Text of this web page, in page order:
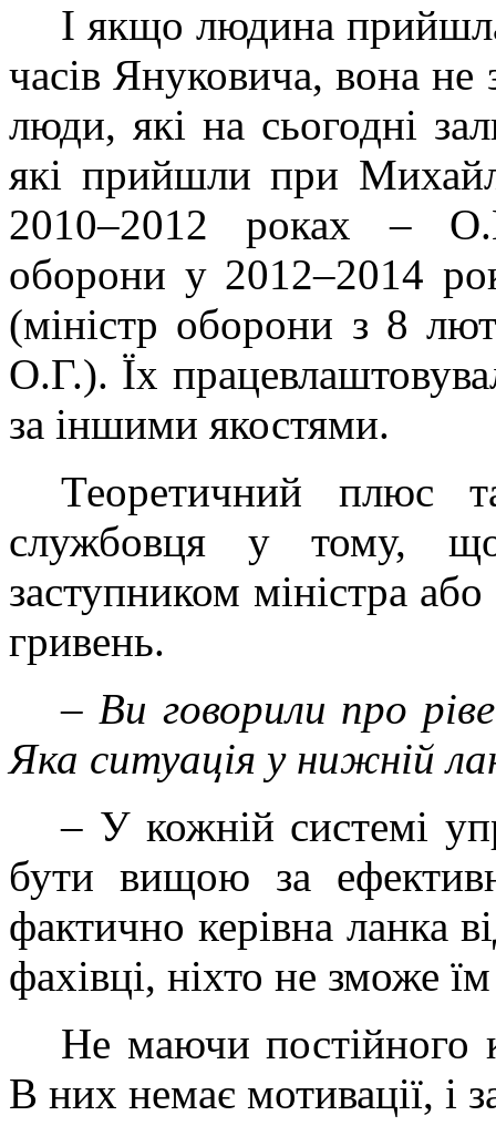
І якщо людина
часів Януковича, вона
люди, які на сьогодні
які прийшли при
2010–2012 роках –
оборони у 2012–2014
(міністр оборони з 8
О.Г.). Їх
за іншими якостями.
Теоретичний плюс
службовця у тому,
заступником міністра
гривень.
– Ви говорили про
Яка ситуація у нижній
– У кожній системі
бути вищою за
фактично керівна ланка
фахівці, ніхто не зможе
Не маючи постійного
В них немає мотивації, і